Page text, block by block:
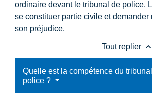
ordinaire devant le tribunal de police.
se constituer partie civile et demander
son préjudice.
Tout replier keyboard_arrow_up
Quelle est la compétence du
police ?